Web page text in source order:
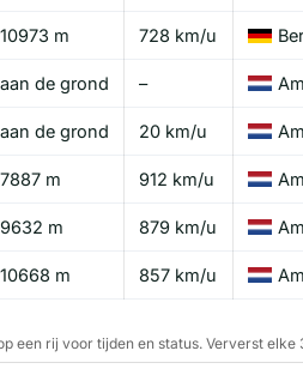
10973 m 728 km/u
aan de grond –
aan de grond 20 km/u
7887 m 912 km/u
9632 m 879 km/u
10668 m 857 km/u
een rij voor tijden en status. Ververst elke